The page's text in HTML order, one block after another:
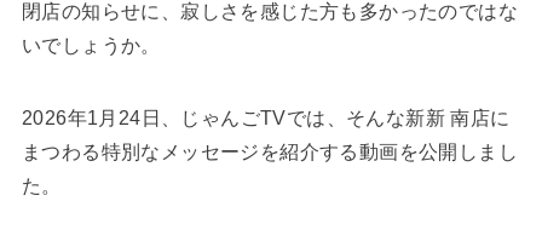
閉店の知らせに、寂しさを感じた方も多かったのではな
いでしょうか。
2026年1月24日、じゃんごTVでは、そんな新新 南店に
まつわる特別なメッセージを紹介する動画を公開しまし
た。